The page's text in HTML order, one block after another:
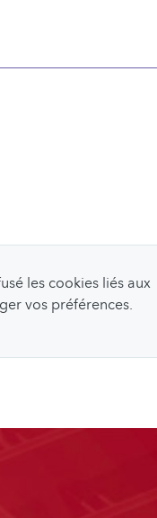
les cookies liés aux
vos préférences.